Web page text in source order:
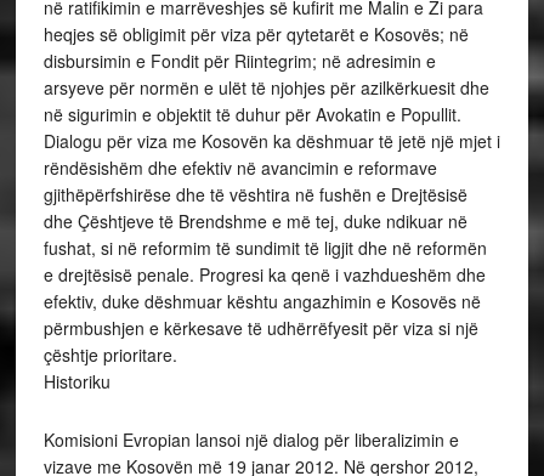
në ratifikimin e marrëveshjes së kufirit me Malin e Zi para
heqjes së obligimit për viza për qytetarët e Kosovës; në
disbursimin e Fondit për Riintegrim; në adresimin e
arsyeve për normën e ulët të njohjes për azilkërkuesit dhe
në sigurimin e objektit të duhur për Avokatin e Popullit.
Dialogu për viza me Kosovën ka dëshmuar të jetë një mjet i
rëndësishëm dhe efektiv në avancimin e reformave
gjithëpërfshirëse dhe të vështira në fushën e Drejtësisë
dhe Çështjeve të Brendshme e më tej, duke ndikuar në
fushat, si në reformim të sundimit të ligjit dhe në reformën
e drejtësisë penale. Progresi ka qenë i vazhdueshëm dhe
efektiv, duke dëshmuar kështu angazhimin e Kosovës në
përmbushjen e kërkesave të udhërrëfyesit për viza si një
çështje prioritare.
Historiku
Komisioni Evropian lansoi një dialog për liberalizimin e
vizave me Kosovën më 19 janar 2012. Në qershor 2012,